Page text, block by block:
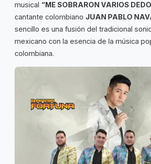
musical “ME SOBRARON VARIOS
cantante colombiano JUAN PABLO
sencillo es una fusión del tradicional
mexicano con la esencia de la música
colombiana.